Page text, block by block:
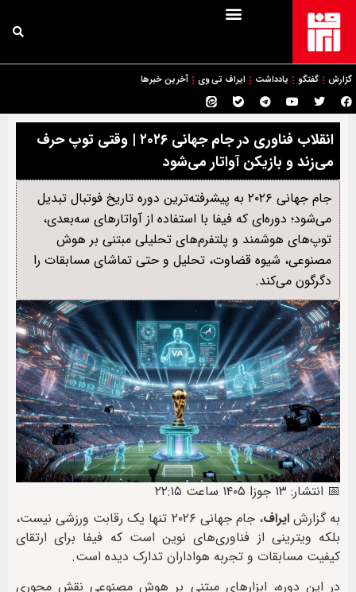
گزارش گفتگو یادداشت ایراف تی وی آخرین خبرها
انقلاب فناوری در جام جهانی ۲۰۲۶ | وقتی توپ حرف
می‌زند و بازیکن آواتار می‌شود
جام جهانی ۲۰۲۶ به پیشرفته‌ترین دوره تاریخ فوتبال تبدیل
می‌شود؛ دوره‌ای که فیفا با استفاده از آواتارهای سه‌بعدی،
توپ‌های هوشمند و پلتفرم‌های تحلیلی مبتنی بر هوش
مصنوعی، شیوه قضاوت، تحلیل و حتی تماشای مسابقات را
دگرگون می‌کند.
📅 انتشار: ۱۳ جوزا ۱۴۰۵ ساعت ۲۲:۱۵
به گزارش ایراف
، جام جهانی ۲۰۲۶ تنها یک رقابت ورزشی نیست،
بلکه ویترینی از فناوری‌های نوین است که فیفا برای ارتقای
کیفیت مسابقات و تجربه هواداران تدارک دیده است.
در این دوره، ابزارهای مبتنی بر هوش مصنوعی نقش محوری